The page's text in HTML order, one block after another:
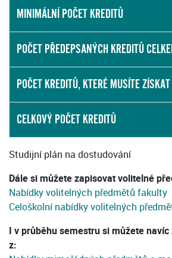
MINIMÁLNÍ POČET KREDITŮ
POČET PŘEDEPSANÝCH KREDITŮ
POČET KREDITŮ, KTERÉ MUSÍTE
CELKOVÝ POČET KREDITŮ
Studijní plán na dostudování
Dále si můžete zapisovat volitelné
Nabídky volitelných předmětů fakulty
Celoškolní nabídky volitelných
I v průběhu semestru si můžete
z: